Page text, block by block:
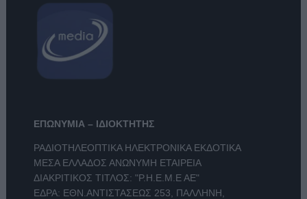
ΕΠΩΝΥΜΙΑ – ΙΔΙΟΚΤΗΤΗΣ
ΡΑΔΙΟΤΗΛΕΟΠΤΙΚΑ ΗΛΕΚΤΡΟΝΙΚΑ ΕΚΔΟΤΙΚΑ
ΜΕΣΑ ΕΛΛΑΔΟΣ ΑΝΩΝΥΜΗ ΕΤΑΙΡΕΙΑ
ΔΙΑΚΡΙΤΙΚΟΣ ΤΙΤΛΟΣ: "Ρ.Η.Ε.Μ.Ε ΑΕ"
ΕΔΡΑ: ΕΘΝ.ΑΝΤΙΣΤΑΣΕΩΣ 253, ΠΑΛΛΗΝΗ,